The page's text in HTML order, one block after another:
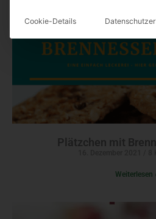
Plätzchen mit
Weiterlesen
Cookie-Details